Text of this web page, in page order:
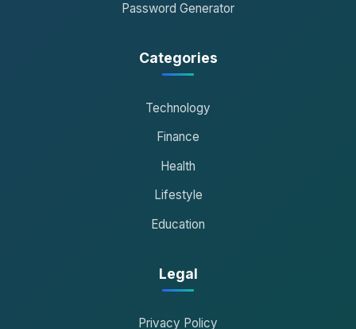
Password Generator
Categories
Technology
Finance
Health
Lifestyle
Education
Legal
Privacy Policy